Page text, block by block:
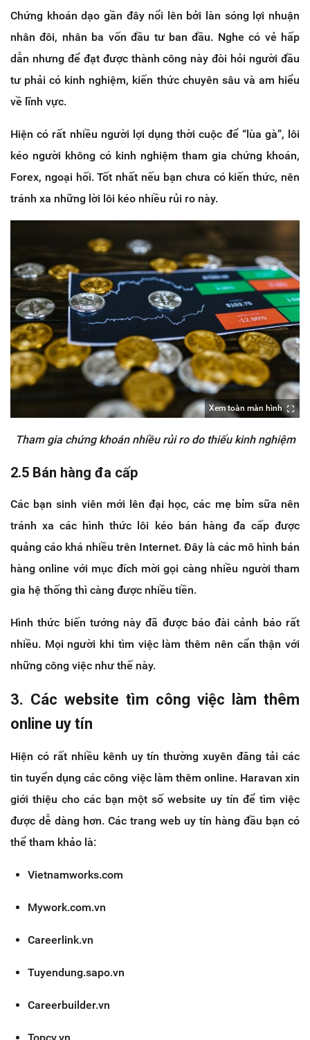
Chứng khoán dạo gần đây nổi lên bởi làn sóng lợi nhuận
nhân đôi, nhân ba vốn đầu tư ban đầu. Nghe có vẻ hấp
dẫn nhưng để đạt được thành công này đòi hỏi người đầu
tư phải có kinh nghiệm, kiến thức chuyên sâu và am hiểu
về lĩnh vực.
Hiện có rất nhiều người lợi dụng thời cuộc để “lùa gà”, lôi
kéo người không có kinh nghiệm tham gia chứng khoán,
Forex, ngoại hối. Tốt nhất nếu bạn chưa có kiến thức, nên
tránh xa những lời lôi kéo nhiều rủi ro này.
Xem toàn màn hình
Tham gia chứng khoán nhiều rủi ro do thiếu kinh nghiệm
2.5 Bán hàng đa cấp
Các bạn sinh viên mới lên đại học, các mẹ bỉm sữa nên
tránh xa các hình thức lôi kéo bán hàng đa cấp được
quảng cáo khá nhiều trên Internet. Đây là các mô hình bán
hàng online với mục đích mời gọi càng nhiều người tham
gia hệ thống thì càng được nhiều tiền.
Hình thức biến tướng này đã được báo đài cảnh báo rất
nhiều. Mọi người khi tìm việc làm thêm nên cẩn thận với
những công việc như thế này.
3. Các website tìm công việc làm thêm
online uy tín
Hiện có rất nhiều kênh uy tín thường xuyên đăng tải các
tin tuyển dụng các công việc làm thêm online. Haravan xin
giới thiệu cho các bạn một số website uy tín để tìm việc
được dễ dàng hơn. Các trang web uy tín hàng đầu bạn có
thể tham khảo là:
Vietnamworks.com
Mywork.com.vn
Careerlink.vn
Tuyendung.sapo.vn
Careerbuilder.vn